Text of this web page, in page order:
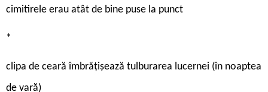
cimitirele erau atât de bine puse la punct
*
clipa de ceară îmbrățișează tulburarea lucernei (în noaptea
de vară)